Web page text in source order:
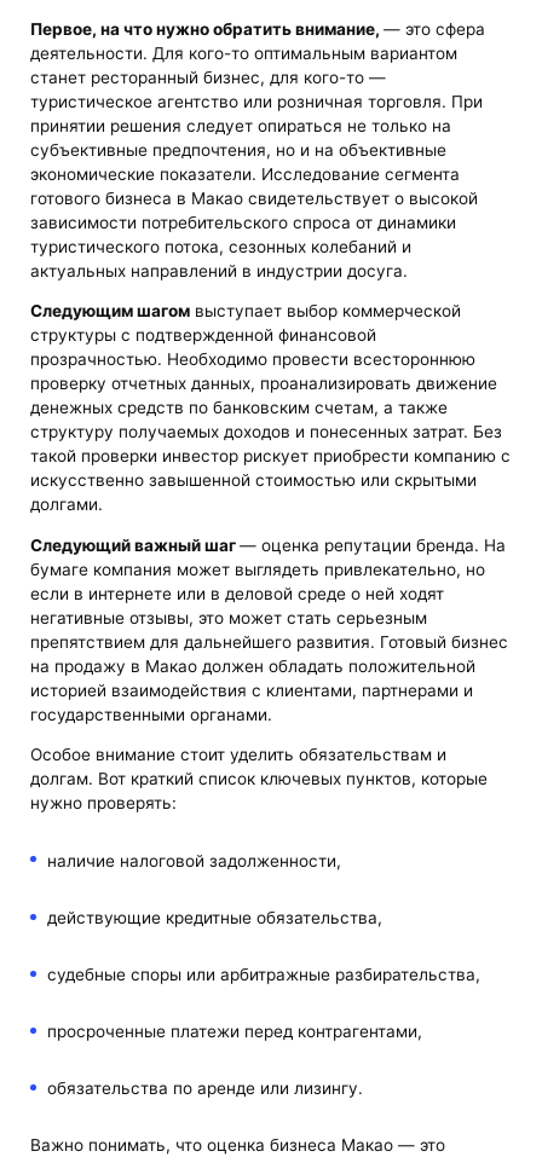
Первое, на что нужно обратить внимание,— это сфера
деятельности. Для кого-то оптимальным вариантом
станет ресторанный бизнес, для кого-то —
туристическое агентство или розничная торговля. При
принятии решения следует опираться не только на
субъективные предпочтения, но и на объективные
экономические показатели. Исследование сегмента
готового бизнеса в Макао свидетельствует о высокой
зависимости потребительского спроса от динамики
туристического потока, сезонных колебаний и
актуальных направлений в индустрии досуга.
Следующим шагом выступает выбор коммерческой
структуры с подтвержденной финансовой
прозрачностью. Необходимо провести всестороннюю
проверку отчетных данных, проанализировать движение
денежных средств по банковским счетам, а также
структуру получаемых доходов и понесенных затрат. Без
такой проверки инвестор рискует приобрести компанию с
искусственно завышенной стоимостью или скрытыми
долгами.
Следующий важный шаг— оценка репутации бренда. На
бумаге компания может выглядеть привлекательно, но
если в интернете или в деловой среде о ней ходят
негативные отзывы, это может стать серьезным
препятствием для дальнейшего развития. Готовый бизнес
на продажу в Макао должен обладать положительной
историей взаимодействия с клиентами, партнерами и
государственными органами.
Особое внимание стоит уделить обязательствам и
долгам. Вот краткий список ключевых пунктов, которые
нужно проверять:
наличие налоговой задолженности,
действующие кредитные обязательства,
судебные споры или арбитражные разбирательства,
просроченные платежи перед контрагентами,
обязательства по аренде или лизингу.
Важно понимать, что оценка бизнеса Макао — это